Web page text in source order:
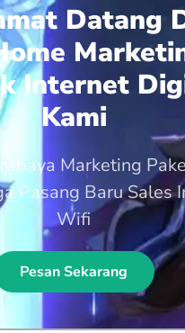
Datang
Internet
Kami
Marketing
Pasang Baru Sales
Wifi
Pesan Sekarang